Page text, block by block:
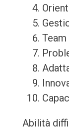
Abilità